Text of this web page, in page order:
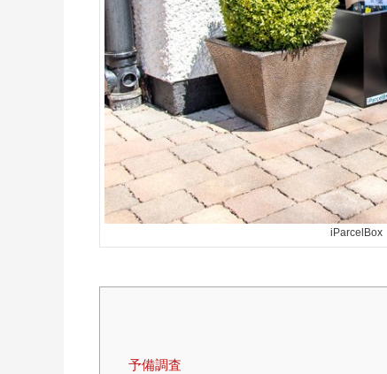
iParcelBox
予備調査